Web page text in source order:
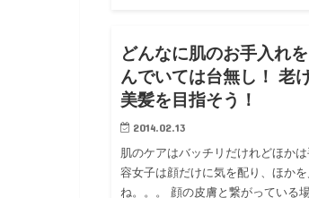
どんなに肌のお手入れ
んでいては台無し！ 老
美髪を目指そう！
2014.02.13
肌のケアはバッチリだけれどほか
容女子は顔だけに気を配り、ほか
ね。。。 顔の皮膚と繋がっている